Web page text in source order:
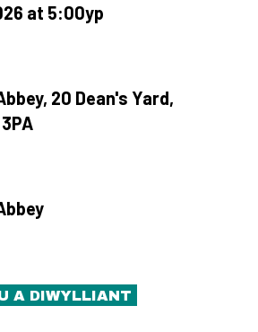
at 5:00yp
20 Dean's Yard,
A DIWYLLIANT